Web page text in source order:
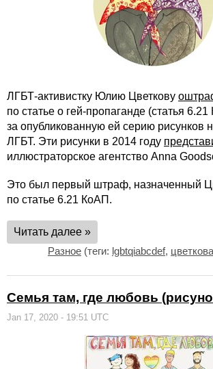
ЛГБТ-активистку Юлию Цветкову
по статье о гей-пропаганде (статья
за опубликованную ей серию рисунков
ЛГБТ. Эти рисунки в 2014 году
иллюстраторское агентство Anna
Это был первый штраф, назначенный
по статье 6.21 КоАП.
Читать далее »
Разное (теги: lgbtqiabcdef, цветкова
Семья там, где любовь
Jan 17, 2020 - 19:51 UTC